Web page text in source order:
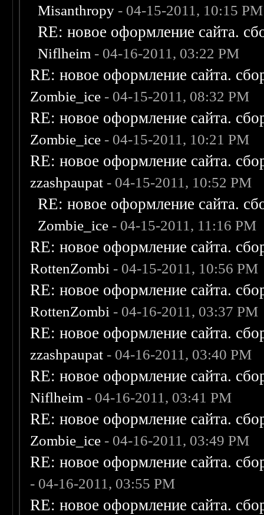
Misanthropy - 04-15-2011, 10:15 PM
RE: новое оформление сайта.
Niflheim - 04-16-2011, 03:22 PM
RE: новое оформление сайта.
Zombie_ice - 04-15-2011, 08:32 PM
RE: новое оформление сайта.
Zombie_ice - 04-15-2011, 10:21 PM
RE: новое оформление сайта.
zzashpaupat - 04-15-2011, 10:52 PM
RE: новое оформление сайта.
Zombie_ice - 04-15-2011, 11:16 PM
RE: новое оформление сайта.
RottenZombi - 04-15-2011, 10:56 PM
RE: новое оформление сайта.
RottenZombi - 04-16-2011, 03:37 PM
RE: новое оформление сайта.
zzashpaupat - 04-16-2011, 03:40 PM
RE: новое оформление сайта.
Niflheim - 04-16-2011, 03:41 PM
RE: новое оформление сайта.
Zombie_ice - 04-16-2011, 03:49 PM
RE: новое оформление сайта.
- 04-16-2011, 03:55 PM
RE: новое оформление сайта.